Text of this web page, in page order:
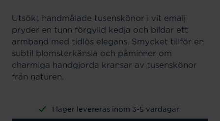
Utsökt handmålade tusenskönor i vit emalj
pryder en tunn förgylld kedja och bildar ett
armband med tidlös elegans. Smycket tillför en
subtil blomsterkänsla och påminner om
charmiga handgjorda kransar av tusenskönor
från naturen.
I lager levereras inom 3-5 vardagar